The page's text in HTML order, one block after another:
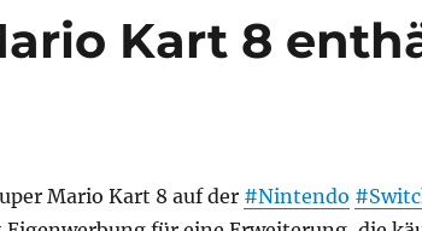
Kart 8
Mario Kart 8 auf der #Nintendo